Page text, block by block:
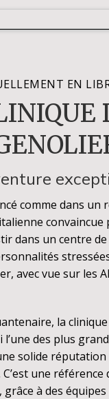
EN
comme dans un
convaincue
dans un centre
avec vue sur les
la
des plus
solide réputation
une
grâce à des équipes